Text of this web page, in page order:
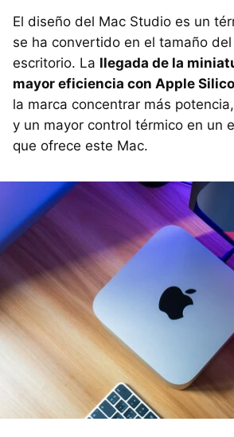
El diseño del Mac Studio es un
se ha convertido en el tamaño
escritorio. La llegada de la
mayor eficiencia con Apple
la marca concentrar más
y un mayor control térmico en un
que ofrece este Mac.